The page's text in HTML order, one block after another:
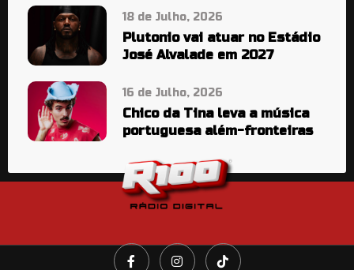
18 de Julho, 2026
Plutonio vai atuar no Estádio
José Alvalade em 2027
16 de Julho, 2026
Chico da Tina leva a música
portuguesa além-fronteiras